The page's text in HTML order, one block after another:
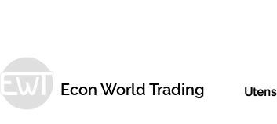
Econ World Trading